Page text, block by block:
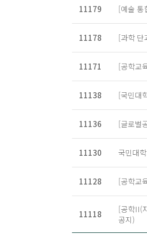
11179 [예술 통
11178 [과학 단
11171 [공학교
11138 [국민대
11136 [글로벌
11130 국민대
11128 [공학교
11118
[공학II(
공지)